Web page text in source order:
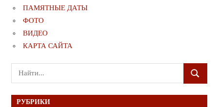
ПАМЯТНЫЕ ДАТЫ
ФОТО
ВИДЕО
КАРТА САЙТА
Поиск
для:
ПОИСК
РУБРИКИ